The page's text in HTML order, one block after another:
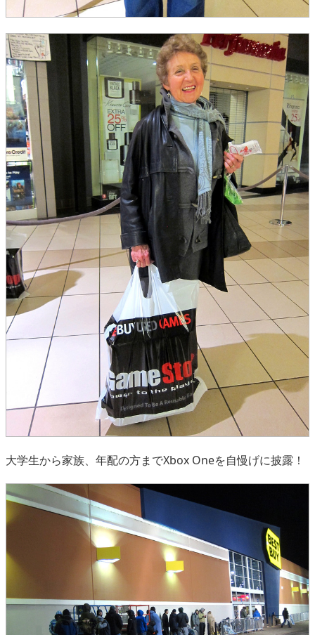
大学生から家族、年配の方までXbox Oneを自慢げに披露！